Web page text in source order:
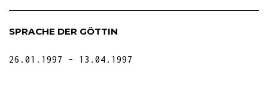
SPRACHE DER GÖTTIN
26.01.1997 13.04.1997